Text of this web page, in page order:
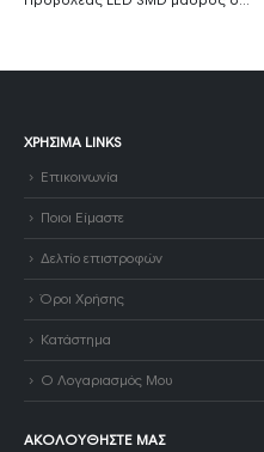
ΧΡΉΣΙΜΑ LINKS
Επικοινωνία
Ποιοι Είμαστε
Δελτίο επιστροφών
Όροι Χρήσης
Κατάστημα
Ο Λογαριασμός Μου
ΑΚΟΛΟΥΘΉΣΤΕ ΜΑΣ